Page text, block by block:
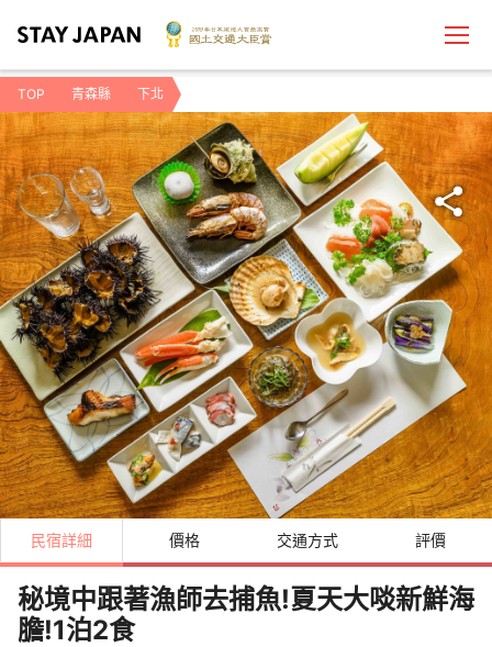
TOP 青森縣 下北
民宿詳細 價格 交通方式 評價
秘境中跟著漁師去捕魚!夏天大啖新鮮海
膽!1泊2食